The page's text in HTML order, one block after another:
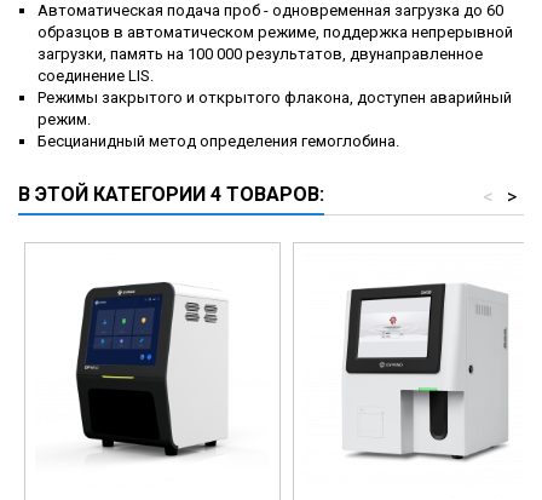
Автоматическая подача проб - одновременная загрузка до 60
образцов в автоматическом режиме, поддержка непрерывной
загрузки, память на 100 000 результатов, двунаправленное
соединение LIS.
Режимы закрытого и открытого флакона, доступен аварийный
режим.
Бесцианидный метод определения гемоглобина.
В ЭТОЙ КАТЕГОРИИ 4 ТОВАРОВ: >
<